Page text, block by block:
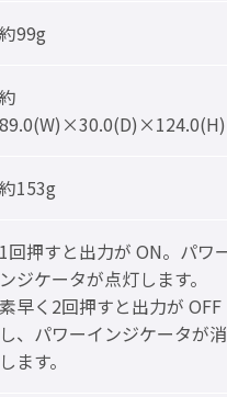
約99g
約
約153g
1回押すと出力が ON。パワ
ンジケータが点灯します。
素早く2回押すと出力が OFF
し、パワーインジケータが
します。